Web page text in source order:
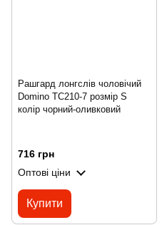
Рашгард лонгслів чоловічий
Domino TC210-7 розмір S
колір чорний-оливковий
716 грн
Оптові ціни
Купити